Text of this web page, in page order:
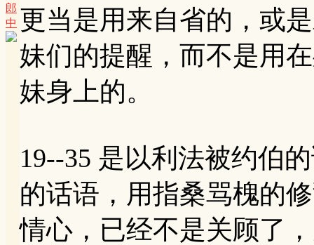
郎
中 更当是用来自省的，或
妹们的提醒，而不是用
妹身上的。
19--35 是以利法被约伯
的话语，用指桑骂槐的
情心，已经不是关顾了